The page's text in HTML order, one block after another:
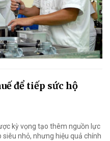
để tiếp sức hộ
kỳ vọng tạo thêm nguồn lực
nhỏ, nhưng hiệu quả chính